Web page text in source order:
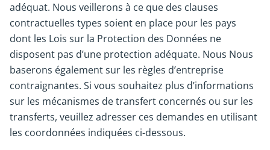
adéquat. Nous veillerons à ce que des clauses
contractuelles types soient en place pour les pays
dont les Lois sur la Protection des Données ne
disposent pas d’une protection adéquate. Nous Nous
baserons également sur les règles d’entreprise
contraignantes. Si vous souhaitez plus d’informations
sur les mécanismes de transfert concernés ou sur les
transferts, veuillez adresser ces demandes en utilisant
les coordonnées indiquées ci-dessous.